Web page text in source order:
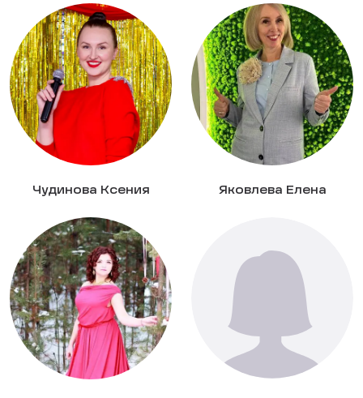
Чудинова Ксения Яковлева Елена